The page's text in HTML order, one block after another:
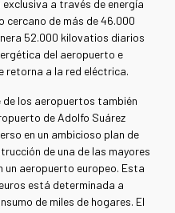
a través de energía
cercano de más de 46.000
52.000 kilovatios diarios
del aeropuerto e
retorna a la red eléctrica.
los aeropuertos también
de Adolfo Suárez
en un ambicioso plan de
de una de las mayores
aeropuerto europeo. Esta
está determinada a
de miles de hogares. El